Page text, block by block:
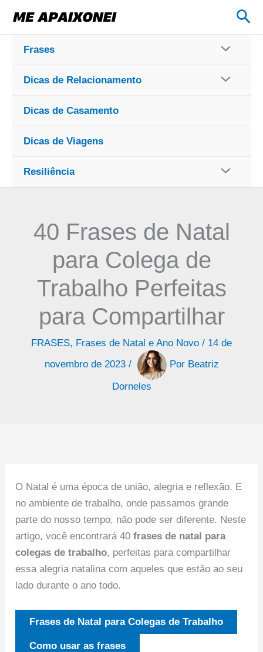
para
conteúdo
Frases
Dicas de Relacionamento
Dicas de Casamento
Dicas de Viagens
Resiliência
40 Frases de Natal
para Colega de
Trabalho Perfeitas
para Compartilhar
FRASES, Frases de Natal e Ano Novo / 14 de
novembro de 2023 / Por Beatriz
Dorneles
O Natal é uma época de união, alegria e reflexão. E
no ambiente de trabalho, onde passamos grande
parte do nosso tempo, não pode ser diferente. Neste
artigo, você encontrará 40frases de natal para
colegas de trabalho, perfeitas para compartilhar
essa alegria natalina com aqueles que estão ao seu
lado durante o ano todo.
Frases de Natal para Colegas de Trabalho
Como usar as frases